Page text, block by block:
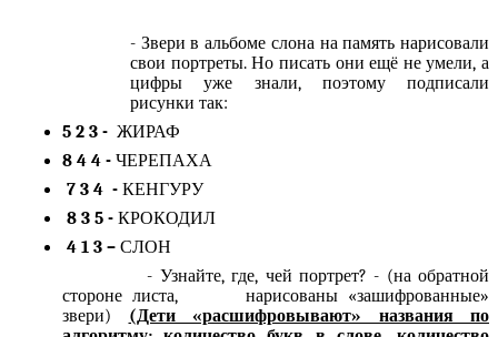
- Звери в альбоме слона на память нарисовали
свои портреты. Но писать они ещё не умели, а
цифры уже знали, поэтому подписали
рисунки так:
5 2 3 - ЖИРАФ
8 4 4 - ЧЕРЕПАХА
7 3 4 - КЕНГУРУ
8 3 5 - КРОКОДИЛ
4 1 3 – СЛОН
- Узнайте, где, чей портрет? - (на обратной
стороне листа, нарисованы «зашифрованные»
звери) (Дети «расшифровывают» названия по